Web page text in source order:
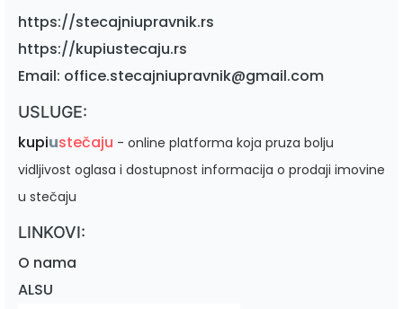
https://stecajniupravnik.rs
https://kupiustecaju.rs
Email: office.stecajniupravnik@gmail.com
USLUGE:
kupiustečaju - online platforma koja pruza bolju
vidljivost oglasa i dostupnost informacija o prodaji imovine
u stečaju
LINKOVI:
O nama
ALSU